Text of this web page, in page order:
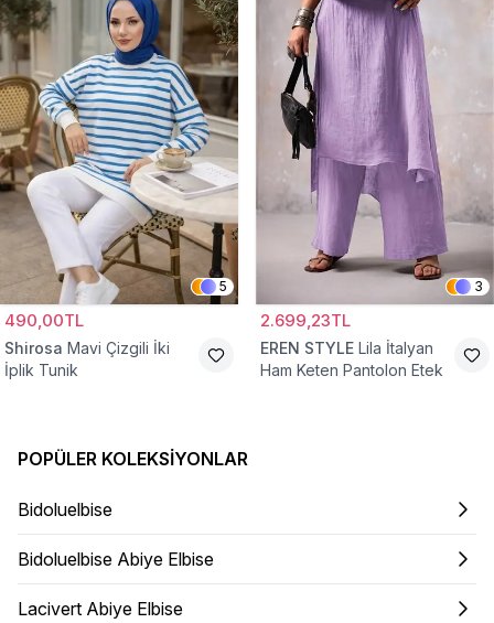
5
490,00TL
Shirosa Mavi Çizgili İki
İplik Tunik
3
2.699,23TL
EREN STYLE Lila İtalyan
Ham Keten Pantolon Etek
POPÜLER KOLEKSIYONLAR
Bidoluelbise
Bidoluelbise Abiye Elbise
Lacivert Abiye Elbise